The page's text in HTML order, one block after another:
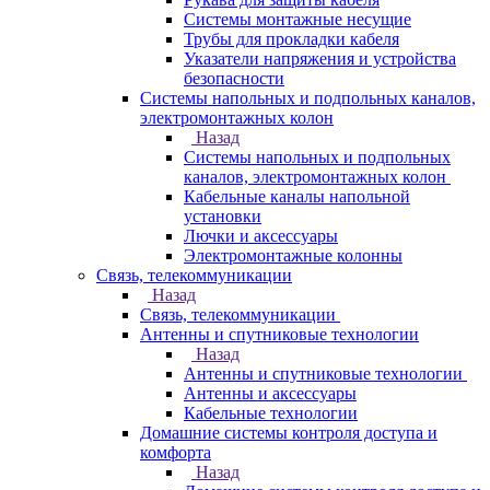
Системы монтажные несущие
Трубы для прокладки кабеля
Указатели напряжения и устройства
безопасности
Системы напольных и подпольных каналов,
электромонтажных колон
Назад
Системы напольных и подпольных
каналов, электромонтажных колон
Кабельные каналы напольной
установки
Лючки и аксессуары
Электромонтажные колонны
Связь, телекоммуникации
Назад
Связь, телекоммуникации
Антенны и спутниковые технологии
Назад
Антенны и спутниковые технологии
Антенны и аксессуары
Кабельные технологии
Домашние системы контроля доступа и
комфорта
Назад